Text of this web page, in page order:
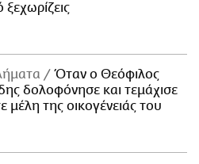
ξεχωρίζεις
Όταν ο Θεόφιλος
δολοφόνησε και τεμάχισε
μέλη της οικογένειάς του